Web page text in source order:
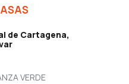
de Cartagena,
VERDE